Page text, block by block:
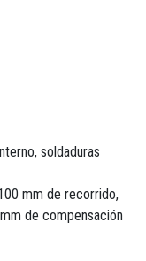
soldaduras
mm de recorrido,
de compensación